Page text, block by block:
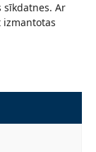
Ar
izmantotas